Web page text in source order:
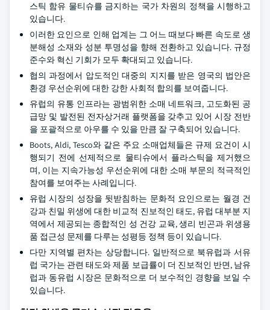
스틱 함유 물티슈를 금지하는 국가 차원의 정책을 시행하고
있습니다.
이러한 요인으로 인해 업계는 그 어느 때보다 빠른 속도로 생
분해성 소재와 성분 투명성을 향해 전환하고 있습니다. 규정
준수와 혁신 기회가 모두 확대되고 있습니다.
협의 과정에서 압도적인 대중의 지지를 받은 영국의 법안은
환경 우선순위에 대한 강한 사회적 합의를 보여줍니다.
유럽의 유통 인프라는 광범위한 소매 네트워크, 고도화된 공
급망 및 발전된 전자상거래 플랫폼을 갖추고 있어 시장 전반
을 포괄적으로 아우를 수 있을 만큼 잘 구축되어 있습니다.
Boots, Aldi, Tesco와 같은 주요 소매업체들은 규제 요건이 시
행되기 전에 선제적으로 물티슈에서 플라스틱을 제거했으
며, 이는 지속가능성 우선순위에 대한 소매 부문의 적극적인
참여를 보여주는 사례입니다.
유럽 시장의 성장을 뒷받침하는 문화적 요인으로는 월경 건
강과 친밀 위생에 대한 비교적 진보적인 태도, 유럽 대부분 지
역에서 제공되는 종합적인 성 건강 교육, 생리 빈곤과 위생용
품 접근성 문제를 다루는 성평등 정책 등이 있습니다.
다만 지역별 편차는 상당합니다. 일반적으로 북유럽과 서유
럽 국가는 관련 태도와 제품 보급률이 더 진보적인 반면, 남유
럽과 동유럽 시장은 문화적으로 더 보수적인 경향을 보일 수
있습니다.